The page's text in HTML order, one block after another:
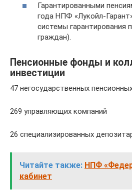
Гарантированными
года НПФ «Лукойл-
системы гарантирования
граждан).
Пенсионные фонды и
инвестиции
47 негосударственных
269 управляющих компаний
26 специализированных
Читайте также: НПФ
кабинет